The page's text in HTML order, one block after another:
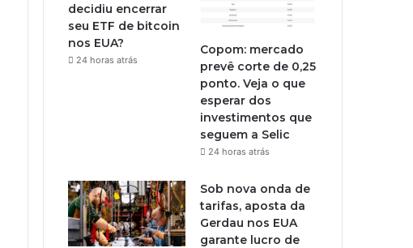
decidiu encerrar
seu ETF de bitcoin
nos EUA?
24 horas atrás
Copom: mercado
prevê corte de 0,25
ponto. Veja o que
esperar dos
investimentos que
seguem a Selic
24 horas atrás
Sob nova onda de
tarifas, aposta da
Gerdau nos EUA
garante lucro de